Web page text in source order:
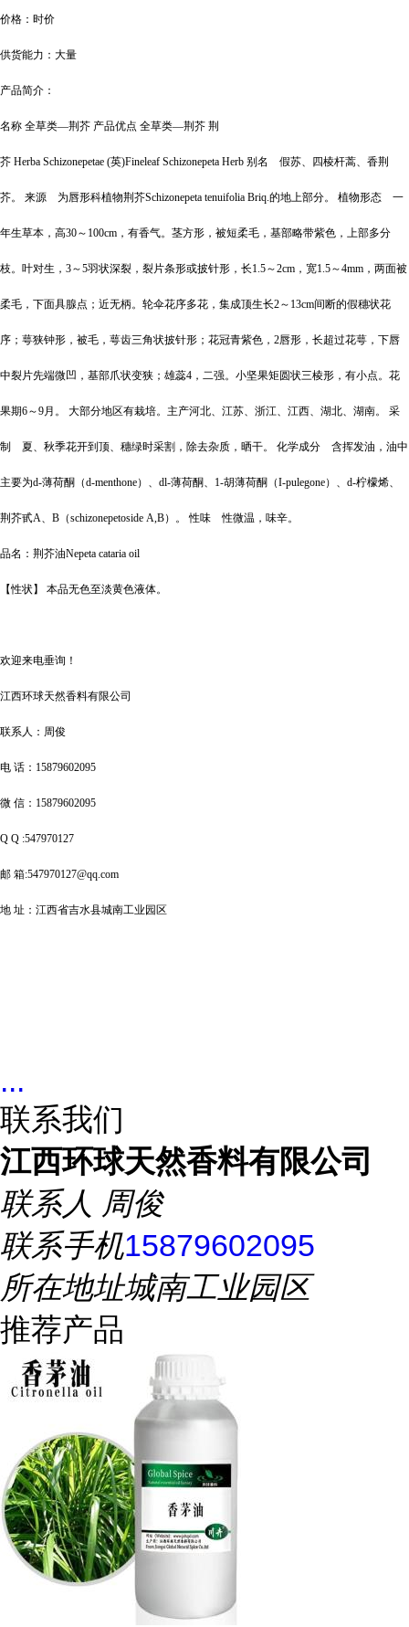
价格：时价
供货能力：大量
产品简介：
名称 全草类―荆芥 产品优点 全草类―荆芥 荆
芥 Herba Schizonepetae (英)Fineleaf Schizonepeta Herb 别名 假苏、四棱杆蒿、香荆
芥。 来源 为唇形科植物荆芥Schizonepeta tenuifolia Briq.的地上部分。 植物形态 一
年生草本，高30～100cm，有香气。茎方形，被短柔毛，基部略带紫色，上部多分
枝。叶对生，3～5羽状深裂，裂片条形或披针形，长1.5～2cm，宽1.5～4mm，两面被
柔毛，下面具腺点；近无柄。轮伞花序多花，集成顶生长2～13cm间断的假穗状花
序；萼狭钟形，被毛，萼齿三角状披针形；花冠青紫色，2唇形，长超过花萼，下唇
中裂片先端微凹，基部爪状变狭；雄蕊4，二强。小坚果矩圆状三棱形，有小点。花
果期6～9月。 大部分地区有栽培。主产河北、江苏、浙江、江西、湖北、湖南。 采
制 夏、秋季花开到顶、穗绿时采割，除去杂质，晒干。 化学成分 含挥发油，油中
主要为d-薄荷酮（d-menthone）、dl-薄荷酮、1-胡薄荷酮（I-pulegone）、d-柠檬烯、
荆芥甙A、B（schizonepetoside A,B）。 性味 性微温，味辛。
品名：荆芥油Nepeta cataria oil
【性状】 本品无色至淡黄色液体。
欢迎来电垂询！
江西环球天然香料有限公司
联系人：周俊
电 话：15879602095
微 信：15879602095
Q Q :547970127
邮 箱:547970127@qq.com
地 址：江西省吉水县城南工业园区
...
联系我们
江西环球天然香料有限公司
联系人 周俊
联系手机15879602095
所在地址城南工业园区
推荐产品